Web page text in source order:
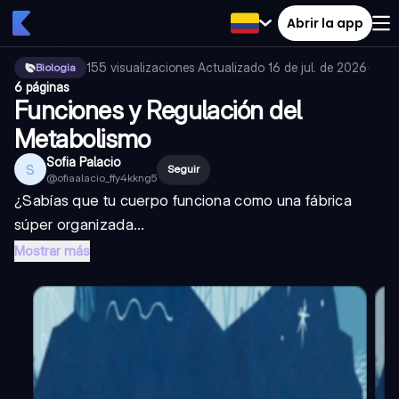
Abrir la app
Biologia 155 visualizaciones·Actualizado 16 de jul. de 2026·
6 páginas
Funciones y Regulación del
Metabolismo
S Sofia Palacio
@ofiaalacio_ffy4kkng5
Seguir
¿Sabías que tu cuerpo funciona como una fábrica
súper organizada...
Mostrar más